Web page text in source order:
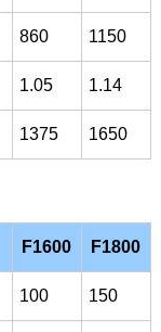
860 1150
1.05 1.14
1375 1650
F1600 F1800
100 150